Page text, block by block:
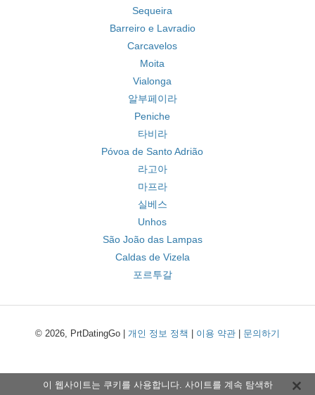
Sequeira
Barreiro e Lavradio
Carcavelos
Moita
Vialonga
알부페이라
Peniche
타비라
Póvoa de Santo Adrião
라고아
마프라
실베스
Unhos
São João das Lampas
Caldas de Vizela
포르투갈
© 2026, PrtDatingGo | 개인 정보 정책 이용 약관 문의하기
이 웹사이트는 쿠키를 사용합니다. 사이트를 계속 탐색하